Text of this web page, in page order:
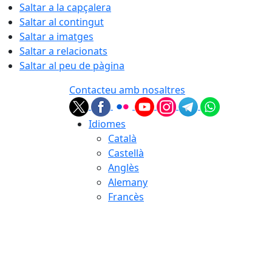
Saltar a la capçalera
Saltar al contingut
Saltar a imatges
Saltar a relacionats
Saltar al peu de pàgina
Contacteu amb nosaltres
Idiomes
Català
Castellà
Anglès
Alemany
Francès